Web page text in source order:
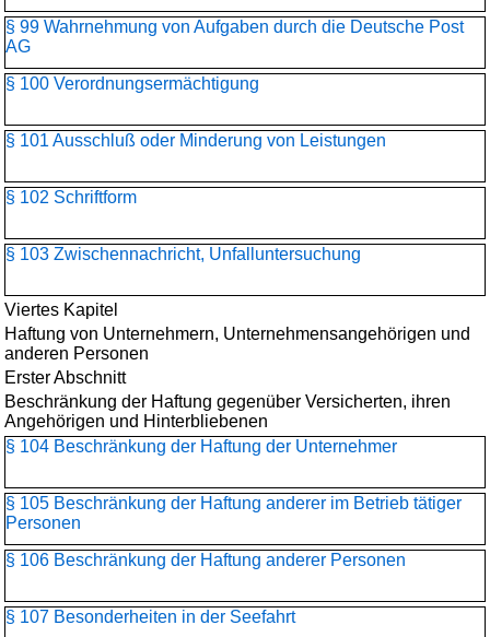
§ 99 Wahrnehmung von Aufgaben durch die Deutsche Post
AG
§ 100 Verordnungsermächtigung
§ 101 Ausschluß oder Minderung von Leistungen
§ 102 Schriftform
§ 103 Zwischennachricht, Unfalluntersuchung
Viertes Kapitel
Haftung von Unternehmern, Unternehmensangehörigen und
anderen Personen
Erster Abschnitt
Beschränkung der Haftung gegenüber Versicherten, ihren
Angehörigen und Hinterbliebenen
§ 104 Beschränkung der Haftung der Unternehmer
§ 105 Beschränkung der Haftung anderer im Betrieb tätiger
Personen
§ 106 Beschränkung der Haftung anderer Personen
§ 107 Besonderheiten in der Seefahrt